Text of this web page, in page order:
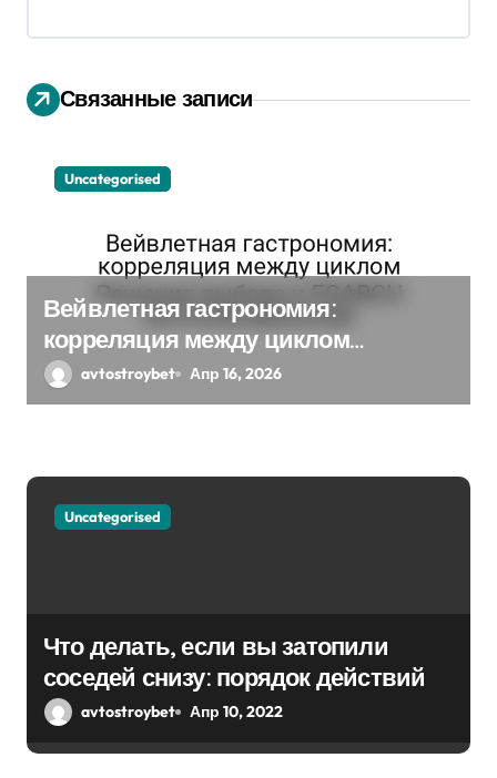
я
о
и
я
Связанные записи
Uncategorised
Вейвлетная гастрономия:
корреляция между циклом
Решения выбора и EGARCH
экспоненциальная
avtostroybet Апр 16, 2026
Uncategorised
Что делать, если вы затопили
соседей снизу: порядок действий
avtostroybet Апр 10, 2022